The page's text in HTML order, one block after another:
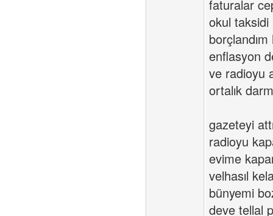
faturalar
okul taksidi
enflasyon
ve radioyu
ortalık
gazeteyi
radioyu
evime
velhasıl
bünyemi
deve tellal